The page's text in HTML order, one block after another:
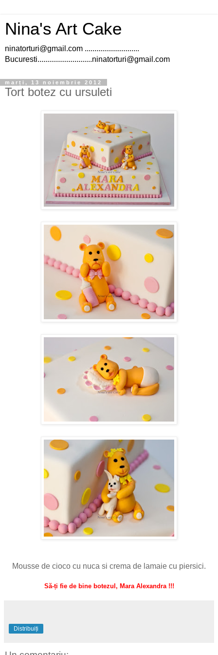
Nina's Art Cake
ninatorturi@gmail.com ............................
Bucuresti............................ninatorturi@gmail.com
marți, 13 noiembrie 2012
Tort botez cu ursuleti
Mousse de cioco cu nuca si crema de lamaie cu piersici.
Să-ți fie de bine botezul, Mara Alexandra !!!
Distribuiți